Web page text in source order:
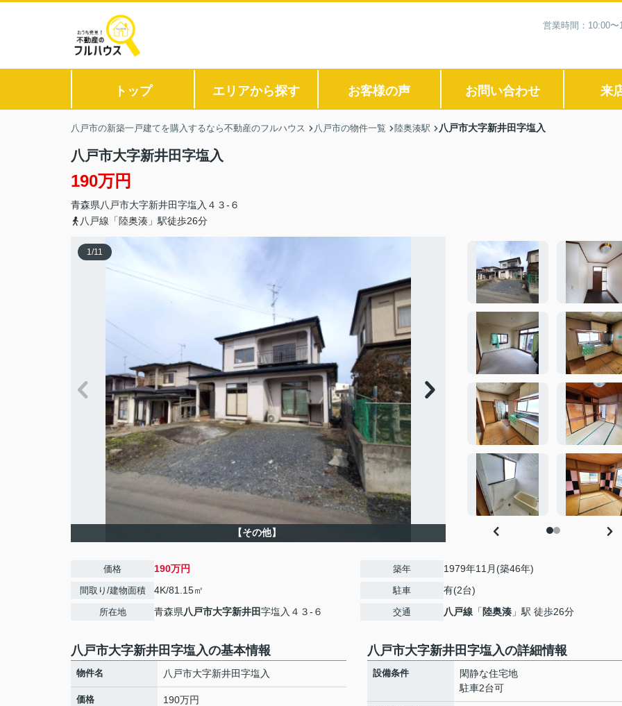
営業時間：10:00
トップ エリアから探す お客様の声 お問い合わせ 来
八戸市の新築一戸建てを購入するなら不動産のフルハウス 八戸市の物件一覧 陸奥湊駅 八戸市大字新井田字塩入
八戸市大字新井田字塩入
190万円
青森県八戸市大字新井田字塩入４３‐６
八戸線「陸奥湊」駅徒歩26分
1/11
【その他】
価格 190万円
間取り/建物面積 4K/81.15㎡
所在地 青森県八戸市大字新井田字塩入４３‐６
築年 1979年11月(築46年)
駐車 有(2台)
交通 八戸線 「 陸奥湊 」駅 徒歩26分
八戸市大字新井田字塩入の基本情報
物件名 八戸市大字新井田字塩入
価格 190万円
八戸市大字新井田字塩入の詳細情報
設備条件
閑静な住宅地
駐車2台可